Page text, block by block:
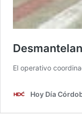
El operativo
Hoy Día